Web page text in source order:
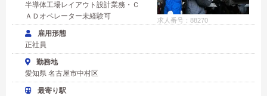
求人番号：88270
半導体工場レイアウト設計業務・Ｃ
ＡＤオペレーター未経験可
雇用形態
正社員
勤務地
愛知県 名古屋市中村区
最寄り駅